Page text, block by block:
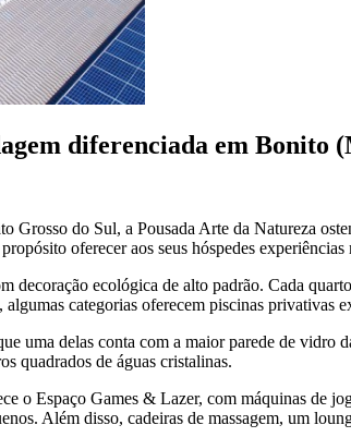
diferenciada em Bonito
Grosso do Sul, a Pousada Arte da Natureza
oferecer aos seus hóspedes
decoração ecológica de alto padrão. Cada
categorias oferecem piscinas privativas
uma delas conta com a maior parede de
quadrados de águas cristalinas.
o Espaço Games & Lazer, com máquinas de
Além disso, cadeiras de massagem, um